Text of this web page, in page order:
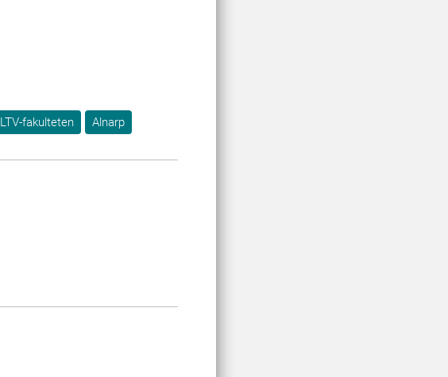
LTV-fakulteten Alnarp